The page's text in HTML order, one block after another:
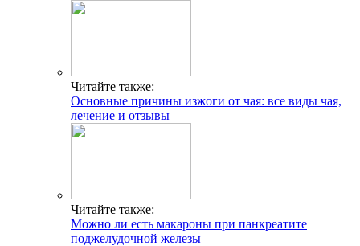
Читайте также:
Основные причины изжоги от чая: все виды чая,
лечение и отзывы
Читайте также:
Можно ли есть макароны при панкреатите
поджелудочной железы